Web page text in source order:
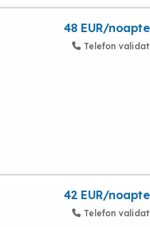
48 EUR/noapte
Telefon validat
42 EUR/noapte
Telefon validat